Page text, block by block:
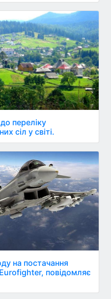
переліку
сіл у світі.
на постачання
повідомляє